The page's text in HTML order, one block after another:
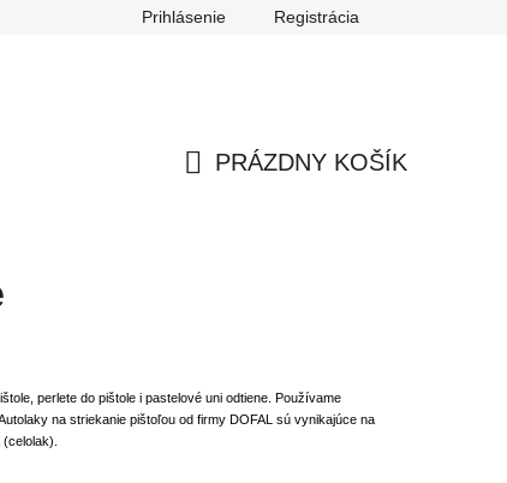
Reklamačný poriadok Odstúpenie od zmluvy
Prihlásenie Registrácia
PRÁZDNY KOŠÍK
perlete do pištole i pastelové uni odtiene. Používame
na striekanie pištoľou od firmy DOFAL sú vynikajúce na